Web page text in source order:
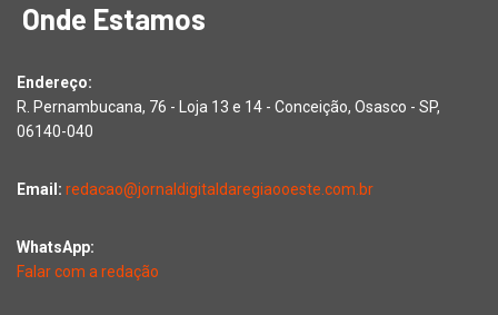
Onde Estamos
Endereço:
R. Pernambucana, 76 - Loja 13 e 14 - Conceição, Osasco - SP,
06140-040
Email: redacao@jornaldigitaldaregiaooeste.com.br
WhatsApp:
Falar com a redação